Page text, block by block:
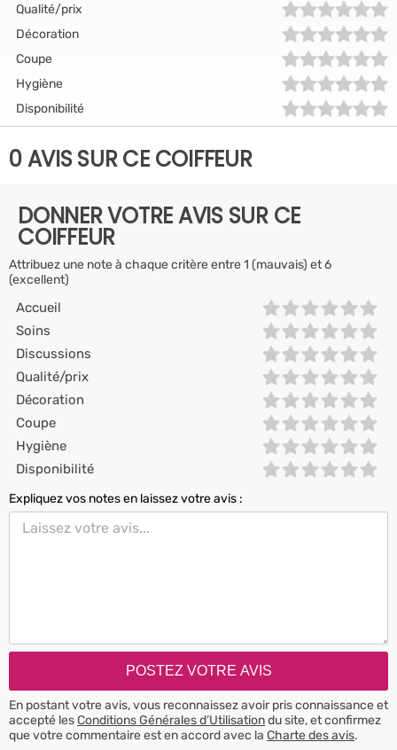
Qualité/prix
Décoration
Coupe
Hygiène
Disponibilité
0 AVIS SUR CE COIFFEUR
DONNER VOTRE AVIS SUR CE
COIFFEUR
Attribuez une note à chaque critère entre 1 (mauvais) et 6
(excellent)
Accueil
Soins
Discussions
Qualité/prix
Décoration
Coupe
Hygiène
Disponibilité
Expliquez vos notes en laissez votre avis :
En postant votre avis, vous reconnaissez avoir pris connaissance et
accepté lesConditions Générales d’Utilisationdu site, et confirmez
que votre commentaire est en accord avec la Charte des avis.